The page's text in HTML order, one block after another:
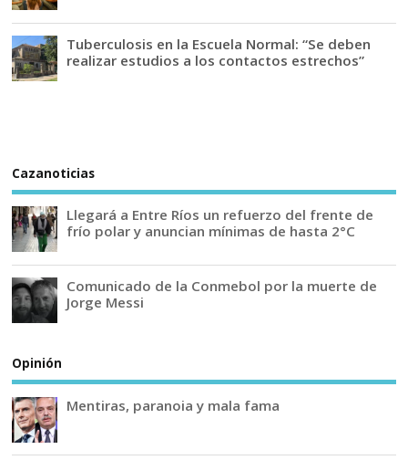
Tuberculosis en la Escuela Normal: “Se deben
realizar estudios a los contactos estrechos”
Cazanoticias
Llegará a Entre Ríos un refuerzo del frente de
frío polar y anuncian mínimas de hasta 2°C
Comunicado de la Conmebol por la muerte de
Jorge Messi
Opinión
Mentiras, paranoia y mala fama